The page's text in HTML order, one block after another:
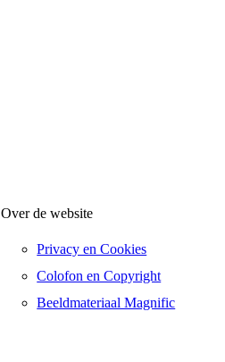
Over de website
Privacy en Cookies
Colofon en Copyright
Beeldmateriaal Magnific